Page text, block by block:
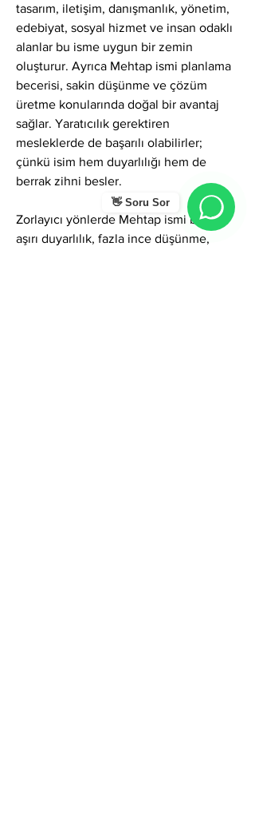
👋 Soru Sor
tasarım, iletişim, danışmanlık, yönetim,
edebiyat, sosyal hizmet ve insan odaklı
alanlar bu isme uygun bir zemin
oluşturur. Ayrıca Mehtap ismi planlama
becerisi, sakin düşünme ve çözüm
üretme konularında doğal bir avantaj
sağlar. Yaratıcılık gerektiren
mesleklerde de başarılı olabilirler;
çünkü isim hem duyarlılığı hem de
berrak zihni besler.
Zorlayıcı yönlerde Mehtap ismi bazen
aşırı duyarlılık, fazla ince düşünme,